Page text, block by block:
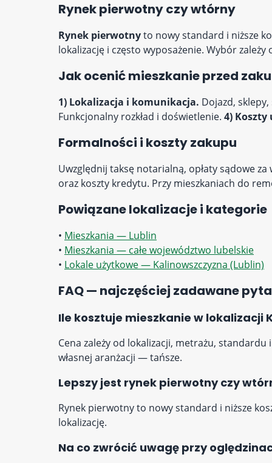
Rynek pierwotny czy wtórny
Rynek pierwotnyto nowy standard i niższe
lokalizację i często wyposażenie. Wybór
Jak ocenić mieszkanie przed
1) Lokalizacja i komunikacja. Dojazd, sklepy,
Funkcjonalny rozkład i doświetlenie. 4)
Formalności i koszty zakupu
Uwzględnij taksę notarialną, opłaty sądowe
oraz koszty kredytu. Przy mieszkaniach do
Powiązane lokalizacje i kategorie
• Mieszkania — Lublin
• Mieszkania — całe województwo lubelskie
• Lokale użytkowe — Kalinowszczyzna (Lublin)
FAQ — najczęściej zadawane
Ile kosztuje mieszkanie w lokalizacji
Cena zależy od lokalizacji, metrażu,
własnej aranżacji — tańsze.
Lepszy jest rynek pierwotny czy
Rynek pierwotny to nowy standard i niższe
lokalizację.
Na co zwrócić uwagę przy